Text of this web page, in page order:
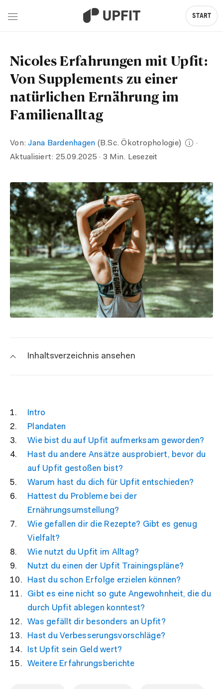
Nicoles Erfahrungen mit Upfit:
Von Supplements zu einer
natürlichen Ernährung im
Familienalltag
Von:Jana Bardenhagen (B.Sc. Ökotrophologie)
·
Aktualisiert: 25.09.2025 · 3 Min. Lesezeit
Inhaltsverzeichnis ansehen
Intro
Plandaten
Wie bist du auf Upfit aufmerksam geworden?
Hast du andere Ansätze ausprobiert, bevor du
auf Upfit gestoßen bist?
Warum hast du dich für Upfit entschieden?
Hattest du Probleme bei der
Ernährungsumstellung?
Wie gefallen dir die Rezepte? Gibt es genug
Vielfalt?
Wie nutzt du Upfit im Alltag?
Nutzt du einen der Upfit Trainingspläne?
Hast du schon Erfolge erzielen können?
Gibt es eine nicht so gute Angewohnheit, die du
durch Upfit ablegen konntest?
Was gefällt dir besonders an Upfit?
Hast du Verbesserungsvorschläge?
Ist Upfit sein Geld wert?
Weitere Erfahrungsberichte
START